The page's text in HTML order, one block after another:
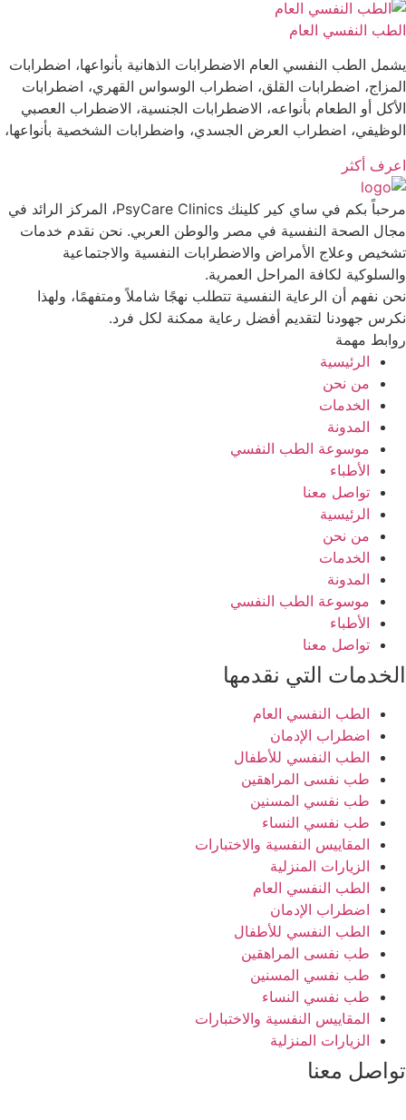
الطب النفسي العام
يشمل الطب النفسي العام الاضطرابات الذهانية بأنواعها، اضطرابات
المزاج، اضطرابات القلق، اضطراب الوسواس القهري، اضطرابات
الأكل أو الطعام بأنواعه، الاضطرابات الجنسية، الاضطراب العصبي
الوظيفي، اضطراب العرض الجسدي، واضطرابات الشخصية بأنواعها،
اعرف أكثر
مرحباً بكم في ساي كير كلينك PsyCare Clinics، المركز الرائد في
مجال الصحة النفسية في مصر والوطن العربي. نحن نقدم خدمات
تشخيص وعلاج الأمراض والاضطرابات النفسية والاجتماعية
والسلوكية لكافة المراحل العمرية.
نحن نفهم أن الرعاية النفسية تتطلب نهجًا شاملاً ومتفهمًا، ولهذا
نكرس جهودنا لتقديم أفضل رعاية ممكنة لكل فرد.
روابط مهمة
الرئيسية
من نحن
الخدمات
المدونة
موسوعة الطب النفسي
الأطباء
تواصل معنا
الرئيسية
من نحن
الخدمات
المدونة
موسوعة الطب النفسي
الأطباء
تواصل معنا
الخدمات التي نقدمها
الطب النفسي العام
اضطراب الإدمان
الطب النفسي للأطفال
طب نفسى المراهقين
طب نفسي المسنين
طب نفسي النساء
المقاييس النفسية والاختبارات
الزيارات المنزلية
الطب النفسي العام
اضطراب الإدمان
الطب النفسي للأطفال
طب نفسى المراهقين
طب نفسي المسنين
طب نفسي النساء
المقاييس النفسية والاختبارات
الزيارات المنزلية
تواصل معنا